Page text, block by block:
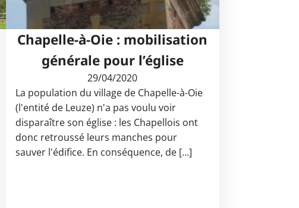
Chapelle-à-Oie : mobilisation
générale pour l’église
29/04/2020
La population du village de Chapelle-à-Oie
(l'entité de Leuze) n'a pas voulu voir
disparaître son église : les Chapellois ont
donc retroussé leurs manches pour
sauver l'édifice. En conséquence, de […]